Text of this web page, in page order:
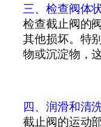
三、检查阀体
检查截止阀的
其他损坏。特
物或沉淀物，
四、润滑和清
截止阀的运动